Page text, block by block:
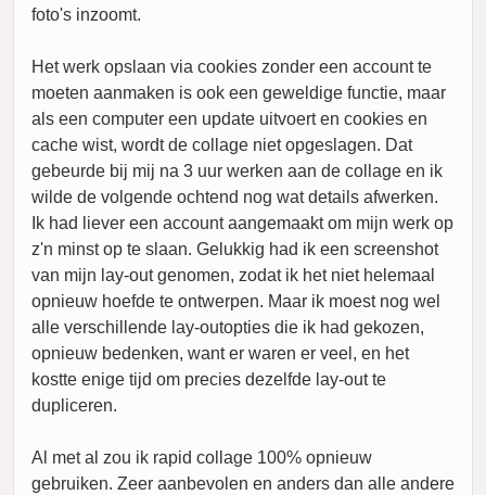
foto's inzoomt.
Het werk opslaan via cookies zonder een account te
moeten aanmaken is ook een geweldige functie, maar
als een computer een update uitvoert en cookies en
cache wist, wordt de collage niet opgeslagen. Dat
gebeurde bij mij na 3 uur werken aan de collage en ik
wilde de volgende ochtend nog wat details afwerken.
Ik had liever een account aangemaakt om mijn werk op
z'n minst op te slaan. Gelukkig had ik een screenshot
van mijn lay-out genomen, zodat ik het niet helemaal
opnieuw hoefde te ontwerpen. Maar ik moest nog wel
alle verschillende lay-outopties die ik had gekozen,
opnieuw bedenken, want er waren er veel, en het
kostte enige tijd om precies dezelfde lay-out te
dupliceren.
Al met al zou ik rapid collage 100% opnieuw
gebruiken. Zeer aanbevolen en anders dan alle andere